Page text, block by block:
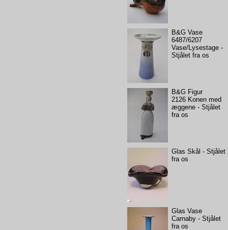
B&G Vase
6487/6207
Vase/Lysestage -
Stjålet fra os
B&G Figur
2126 Konen med
æggene - Stjålet
fra os
Glas Skål - Stjålet
fra os
Glas Vase
Carnaby - Stjålet
fra os